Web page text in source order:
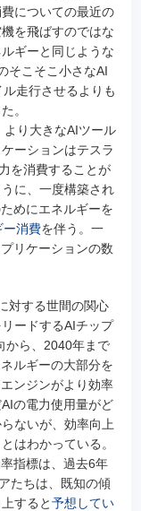
についての最近の
を飛ばすのではな
ギーと同じような
そこそこ小さなAI
走行させるよりも
。
り大きなAIツール
ーションはテスラ
を消費することが
に、一度構築され
めにエネルギーを
ー消費を伴う。一
リケーションの数
対する世間の関心
ードするAIチップ
から、2040年まで
ルギーの大部分を
ンジンがより効率
の電力使用量がど
ないが、効率向上
はわかっている。
指標は、過去6年
たちは、既知の傾
すると予想してい